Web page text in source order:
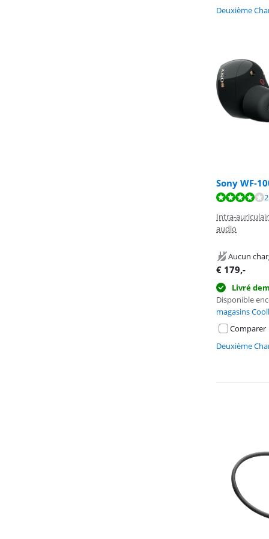
Deuxième
Sony WF-
La note est de
Intra-
audio
Aucun
€ 179,-
Livré
Disponible
magasins
Comparer
Deuxième
La note est de
La note est de